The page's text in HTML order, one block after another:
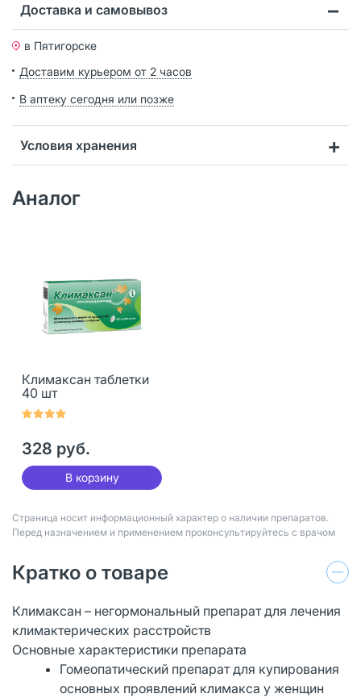
Доставка и самовывоз
в Пятигорске
Доставим курьером от 2 часов
В аптеку сегодня или позже
Условия хранения
Аналог
Климаксан таблетки
40 шт
328 руб.
В корзину
Страница носит информационный характер о наличии препаратов.
Перед назначением и применением проконсультируйтесь с врачом
Кратко о товаре
Климаксан – негормональный препарат для лечения
климактерических расстройств
Основные характеристики препарата
Гомеопатический препарат для купирования
основных проявлений климакса у женщин